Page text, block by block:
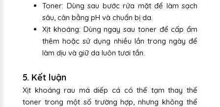
Toner: Dùng sau bước rửa mặt để làm sạch
sâu, cân bằng pH và chuẩn bị da.
Xịt khoáng: Dùng ngay sau toner để cấp ẩm
thêm hoặc sử dụng nhiều lần trong ngày để
làm dịu và giữ da luôn tươi tắn.
5. Kết luận
Xịt khoáng rau má diếp cá có thể tạm thay thế
toner trong một số trường hợp, nhưng không thể